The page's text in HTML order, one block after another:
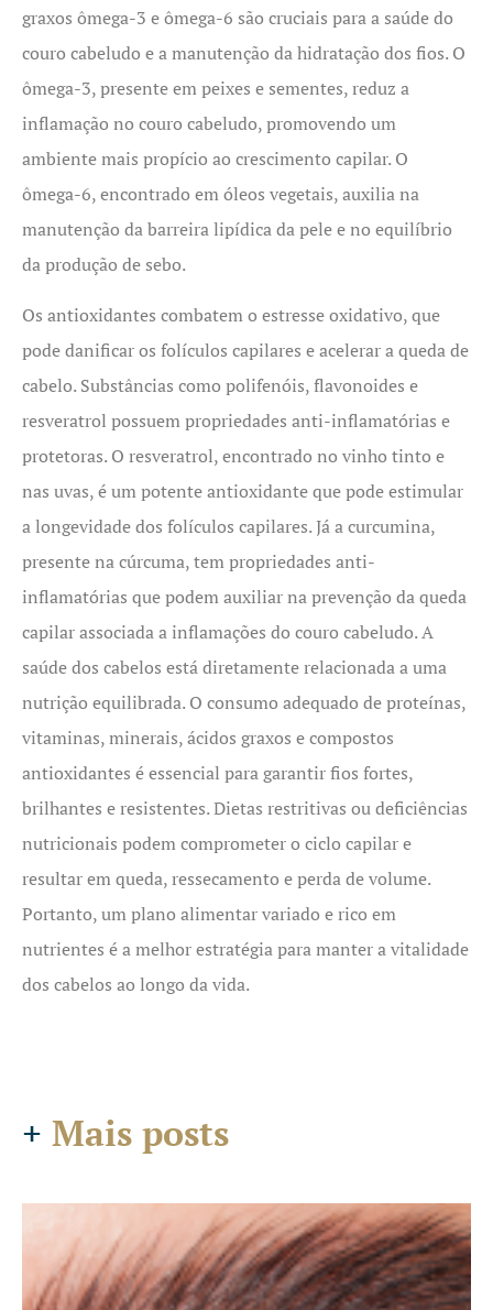
graxos ômega-3 e ômega-6 são cruciais para a saúde do
couro cabeludo e a manutenção da hidratação dos fios. O
ômega-3, presente em peixes e sementes, reduz a
inflamação no couro cabeludo, promovendo um
ambiente mais propício ao crescimento capilar. O
ômega-6, encontrado em óleos vegetais, auxilia na
manutenção da barreira lipídica da pele e no equilíbrio
da produção de sebo.
Os antioxidantes combatem o estresse oxidativo, que
pode danificar os folículos capilares e acelerar a queda de
cabelo. Substâncias como polifenóis, flavonoides e
resveratrol possuem propriedades anti-inflamatórias e
protetoras. O resveratrol, encontrado no vinho tinto e
nas uvas, é um potente antioxidante que pode estimular
a longevidade dos folículos capilares. Já a curcumina,
presente na cúrcuma, tem propriedades anti-
inflamatórias que podem auxiliar na prevenção da queda
capilar associada a inflamações do couro cabeludo. A
saúde dos cabelos está diretamente relacionada a uma
nutrição equilibrada. O consumo adequado de proteínas,
vitaminas, minerais, ácidos graxos e compostos
antioxidantes é essencial para garantir fios fortes,
brilhantes e resistentes. Dietas restritivas ou deficiências
nutricionais podem comprometer o ciclo capilar e
resultar em queda, ressecamento e perda de volume.
Portanto, um plano alimentar variado e rico em
nutrientes é a melhor estratégia para manter a vitalidade
dos cabelos ao longo da vida.
+ Mais posts